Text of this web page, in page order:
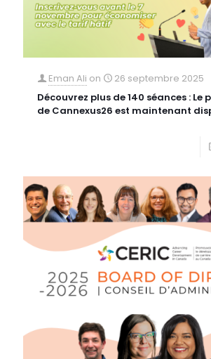
Eman Ali on
26 septembre 2025
Découvrez plus de 140 séances :
de Cannexus26 est maintenant